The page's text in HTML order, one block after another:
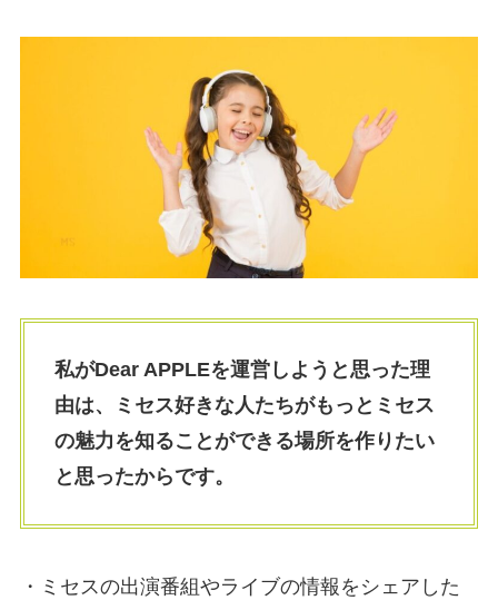
私がDear APPLEを運営しようと思った理
由は、ミセス好きな人たちがもっとミセス
の魅力を知ることができる場所を作りたい
と思ったからです。
・ミセスの出演番組やライブの情報をシェアした